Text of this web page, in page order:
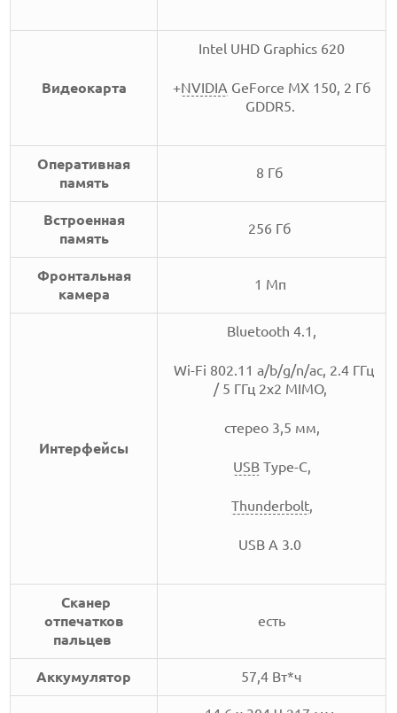
Видеокарта
Intel UHD Graphics 620
+NVIDIA GeForce MX 150, 2 Гб
GDDR5.
Оперативная
память
8 Гб
Встроенная
память
256 Гб
Фронтальная
камера
1 Мп
Интерфейсы
Bluetooth 4.1,
Wi-Fi 802.11 a/b/g/n/ac, 2.4 ГГц
/ 5 ГГц 2x2 MIMO,
стерео 3,5 мм,
USBType-C,
Thunderbolt,
USB A 3.0
Сканер
отпечатков
пальцев
есть
Аккумулятор 57,4 Вт*ч